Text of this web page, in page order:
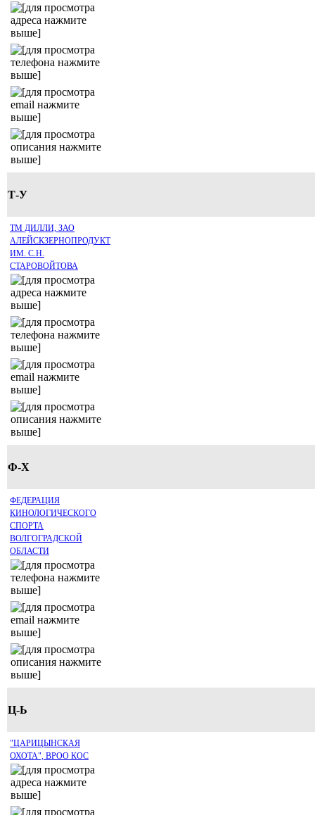
Т-У
ТМ ДИЛЛИ, ЗАО
АЛЕЙСКЗЕРНОПРОДУКТ
ИМ. С.Н.
СТАРОВОЙТОВА
Ф-Х
ФЕДЕРАЦИЯ
КИНОЛОГИЧЕСКОГО
СПОРТА
ВОЛГОГРАДСКОЙ
ОБЛАСТИ
Ц-Ь
"ЦАРИЦЫНСКАЯ
ОХОТА", ВРОО КОС